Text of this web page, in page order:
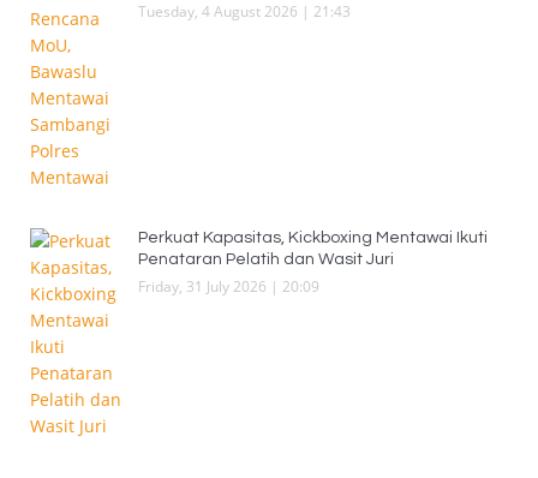
Tuesday, 4 August 2026 | 21:43
Perkuat Kapasitas, Kickboxing Mentawai Ikuti
Penataran Pelatih dan Wasit Juri
Friday, 31 July 2026 | 20:09